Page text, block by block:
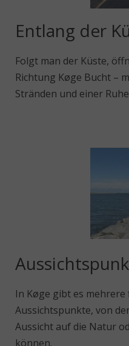
Entlang der
Folgt man der Küste,
Richtung Køge Bucht –
Stränden und einer
In Køge gibt es mehrere
Aussichtspunkte, von
Aussicht auf die Natur
können.